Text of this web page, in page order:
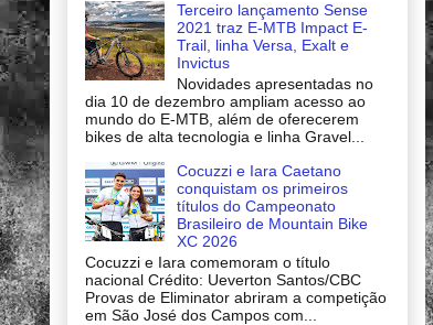
Terceiro lançamento Sense
2021 traz E-MTB Impact E-
Trail, linha Versa, Exalt e
Invictus
Novidades apresentadas no
dia 10 de dezembro ampliam acesso ao
mundo do E-MTB, além de oferecerem
bikes de alta tecnologia e linha Gravel...
Cocuzzi e Iara Caetano
conquistam os primeiros
títulos do Campeonato
Brasileiro de Mountain Bike
XC 2026
Cocuzzi e Iara comemoram o título
nacional Crédito: Ueverton Santos/CBC
Provas de Eliminator abriram a competição
em São José dos Campos com...